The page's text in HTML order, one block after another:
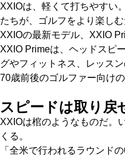
XXIOは、軽くて打ちやすい
たちが、ゴルフをより楽し
XXIOの最新モデル、XXIO
XXIO Primeは、ヘッドスピ
グやフィットネス、レッス
70歳前後のゴルファー向け
スピードは取り戻
XXIOは棺のようなものだ。
くる。
「全米で行われるラウンド